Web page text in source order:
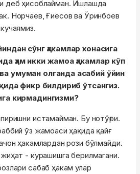
деб ҳисоблайман. Ишлашда
Норчаев, Ғиёсов ва Ўринбоев
сўнг ҳакамлар хонасига
ҳам икки жамоа ҳакамлар кўп
умуман олганда асабий ўйин
фикр билдириб ўтсангиз.
кирмадингизми?
истамайман. Бу нотўғри.
ўз жамоаси ҳақида қайғ
ҳакамлардан рози бўлмайди.
- курашишга берилмагани.
сабаб ҳакам улар